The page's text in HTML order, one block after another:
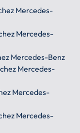
Mercedes-
Mercedes-
Mercedes-Benz
Mercedes-
Mercedes-
Mercedes-